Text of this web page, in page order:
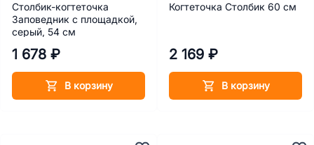
Столбик-когтеточка
Заповедник с площадкой,
серый, 54 см
1 678 ₽
В корзину
Когтеточка Столбик 60 см
2 169 ₽
В корзину